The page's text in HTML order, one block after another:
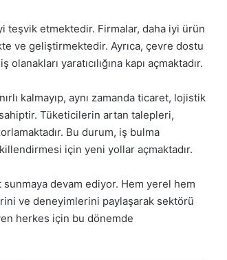
etmektedir. Firmalar, daha iyi ürün
ve geliştirmektedir. Ayrıca, çevre dostu
yaratıcılığına kapı açmaktadır.
kalmayıp, aynı zamanda ticaret, lojistik
Tüketicilerin artan talepleri,
Bu durum, iş bulma
için yeni yollar açmaktadır.
devam ediyor. Hem yerel hem
ve deneyimlerini paylaşarak sektörü
herkes için bu dönemde